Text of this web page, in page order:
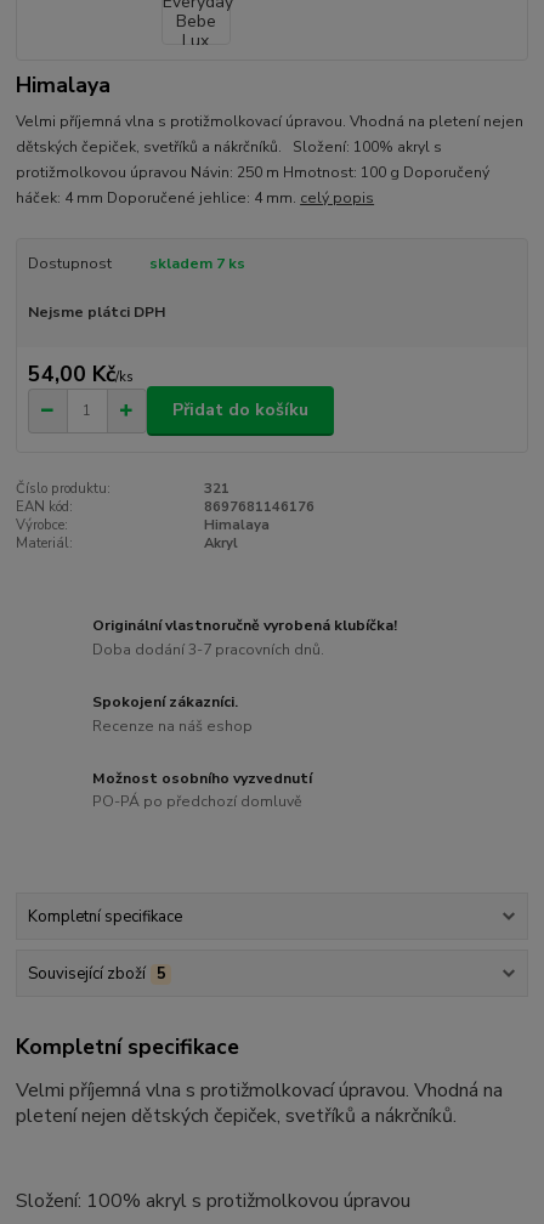
Himalaya
Velmi příjemná vlna s protižmolkovací úpravou. Vhodná na pletení nejen
dětských čepiček, svetříků a nákrčníků. Složení: 100% akryl s
protižmolkovou úpravou Návin: 250 m Hmotnost: 100 g Doporučený
háček: 4 mm Doporučené jehlice: 4 mm. celý popis
Dostupnost skladem 7 ks
Nejsme plátci DPH
54,00 Kč/ks
Přidat do košíku
Číslo produktu:
321
EAN kód:
8697681146176
Výrobce:
Himalaya
Materiál:
Akryl
Originální vlastnoručně vyrobená klubíčka!
Doba dodání 3-7 pracovních dnů.
Spokojení zákazníci.
Recenze na náš eshop
Možnost osobního vyzvednutí
PO-PÁ po předchozí domluvě
Kompletní specifikace
Související zboží 5
Kompletní specifikace
Velmi příjemná vlna s protižmolkovací úpravou. Vhodná na
pletení nejen dětských čepiček, svetříků a nákrčníků.
Složení: 100% akryl s protižmolkovou úpravou